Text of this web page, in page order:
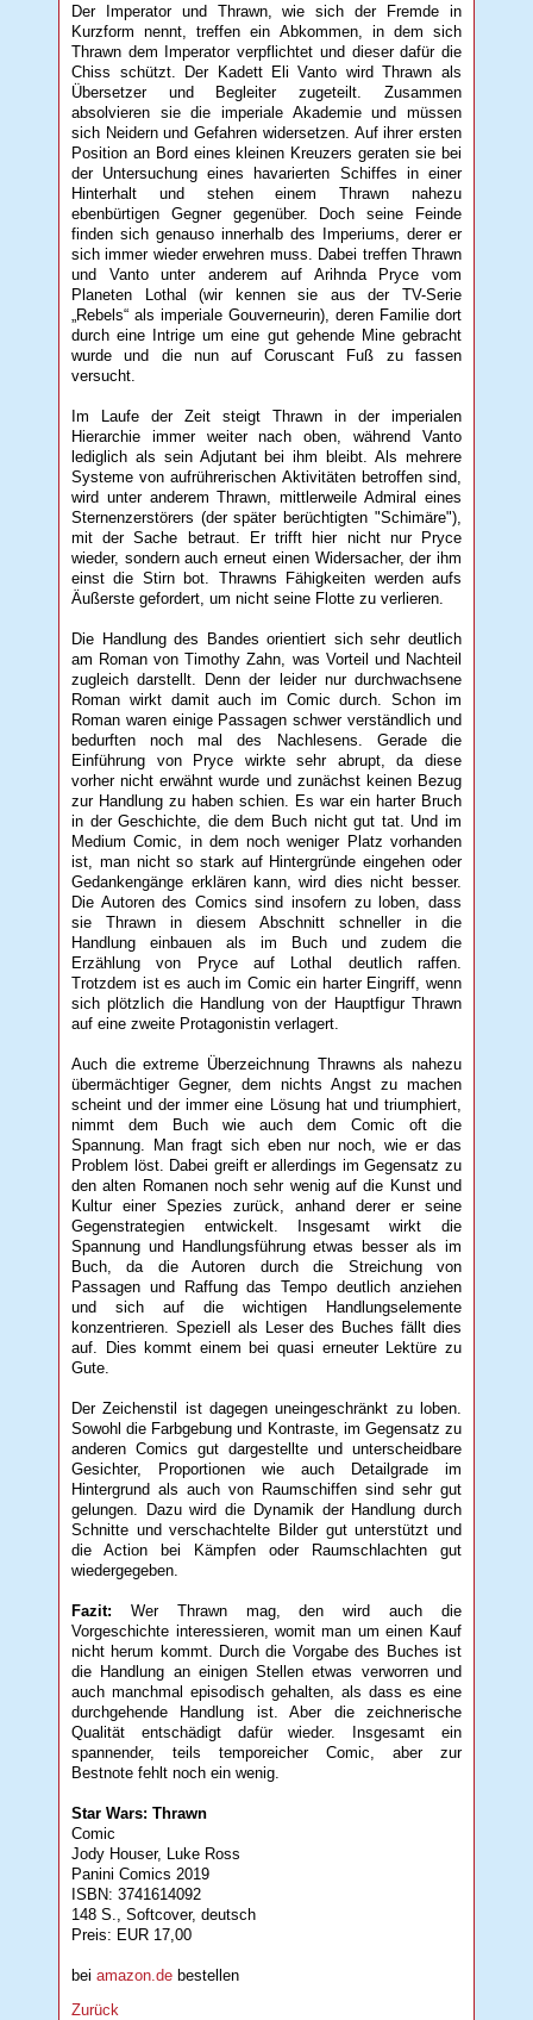
Der Imperator und Thrawn, wie sich der Fremde in
Kurzform nennt, treffen ein Abkommen, in dem sich
Thrawn dem Imperator verpflichtet und dieser dafür die
Chiss schützt. Der Kadett Eli Vanto wird Thrawn als
Übersetzer und Begleiter zugeteilt. Zusammen
absolvieren sie die imperiale Akademie und müssen
sich Neidern und Gefahren widersetzen. Auf ihrer ersten
Position an Bord eines kleinen Kreuzers geraten sie bei
der Untersuchung eines havarierten Schiffes in einer
Hinterhalt und stehen einem Thrawn nahezu
ebenbürtigen Gegner gegenüber. Doch seine Feinde
finden sich genauso innerhalb des Imperiums, derer er
sich immer wieder erwehren muss. Dabei treffen Thrawn
und Vanto unter anderem auf Arihnda Pryce vom
Planeten Lothal (wir kennen sie aus der TV-Serie
„Rebels“ als imperiale Gouverneurin), deren Familie dort
durch eine Intrige um eine gut gehende Mine gebracht
wurde und die nun auf Coruscant Fuß zu fassen
versucht.
Im Laufe der Zeit steigt Thrawn in der imperialen
Hierarchie immer weiter nach oben, während Vanto
lediglich als sein Adjutant bei ihm bleibt. Als mehrere
Systeme von aufrührerischen Aktivitäten betroffen sind,
wird unter anderem Thrawn, mittlerweile Admiral eines
Sternenzerstörers (der später berüchtigten "Schimäre"),
mit der Sache betraut. Er trifft hier nicht nur Pryce
wieder, sondern auch erneut einen Widersacher, der ihm
einst die Stirn bot. Thrawns Fähigkeiten werden aufs
Äußerste gefordert, um nicht seine Flotte zu verlieren.
Die Handlung des Bandes orientiert sich sehr deutlich
am Roman von Timothy Zahn, was Vorteil und Nachteil
zugleich darstellt. Denn der leider nur durchwachsene
Roman wirkt damit auch im Comic durch. Schon im
Roman waren einige Passagen schwer verständlich und
bedurften noch mal des Nachlesens. Gerade die
Einführung von Pryce wirkte sehr abrupt, da diese
vorher nicht erwähnt wurde und zunächst keinen Bezug
zur Handlung zu haben schien. Es war ein harter Bruch
in der Geschichte, die dem Buch nicht gut tat. Und im
Medium Comic, in dem noch weniger Platz vorhanden
ist, man nicht so stark auf Hintergründe eingehen oder
Gedankengänge erklären kann, wird dies nicht besser.
Die Autoren des Comics sind insofern zu loben, dass
sie Thrawn in diesem Abschnitt schneller in die
Handlung einbauen als im Buch und zudem die
Erzählung von Pryce auf Lothal deutlich raffen.
Trotzdem ist es auch im Comic ein harter Eingriff, wenn
sich plötzlich die Handlung von der Hauptfigur Thrawn
auf eine zweite Protagonistin verlagert.
Auch die extreme Überzeichnung Thrawns als nahezu
übermächtiger Gegner, dem nichts Angst zu machen
scheint und der immer eine Lösung hat und triumphiert,
nimmt dem Buch wie auch dem Comic oft die
Spannung. Man fragt sich eben nur noch, wie er das
Problem löst. Dabei greift er allerdings im Gegensatz zu
den alten Romanen noch sehr wenig auf die Kunst und
Kultur einer Spezies zurück, anhand derer er seine
Gegenstrategien entwickelt. Insgesamt wirkt die
Spannung und Handlungsführung etwas besser als im
Buch, da die Autoren durch die Streichung von
Passagen und Raffung das Tempo deutlich anziehen
und sich auf die wichtigen Handlungselemente
konzentrieren. Speziell als Leser des Buches fällt dies
auf. Dies kommt einem bei quasi erneuter Lektüre zu
Gute.
Der Zeichenstil ist dagegen uneingeschränkt zu loben.
Sowohl die Farbgebung und Kontraste, im Gegensatz zu
anderen Comics gut dargestellte und unterscheidbare
Gesichter, Proportionen wie auch Detailgrade im
Hintergrund als auch von Raumschiffen sind sehr gut
gelungen. Dazu wird die Dynamik der Handlung durch
Schnitte und verschachtelte Bilder gut unterstützt und
die Action bei Kämpfen oder Raumschlachten gut
wiedergegeben.
Fazit: Wer Thrawn mag, den wird auch die
Vorgeschichte interessieren, womit man um einen Kauf
nicht herum kommt. Durch die Vorgabe des Buches ist
die Handlung an einigen Stellen etwas verworren und
auch manchmal episodisch gehalten, als dass es eine
durchgehende Handlung ist. Aber die zeichnerische
Qualität entschädigt dafür wieder. Insgesamt ein
spannender, teils temporeicher Comic, aber zur
Bestnote fehlt noch ein wenig.
Star Wars: Thrawn
Comic
Jody Houser, Luke Ross
Panini Comics 2019
ISBN: 3741614092
148 S., Softcover, deutsch
Preis: EUR 17,00
beiamazon.de bestellen
Zurück